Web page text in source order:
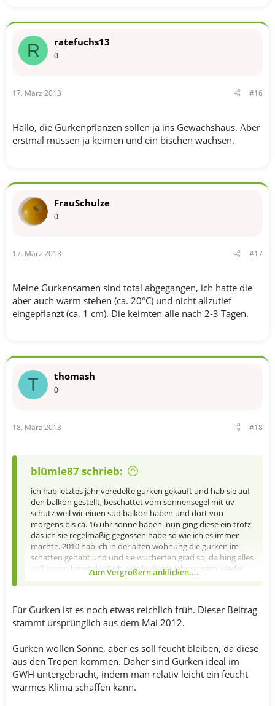
R ratefuchs13
0
17. März 2013 #16
Hallo, die Gurkenpflanzen sollen ja ins Gewächshaus. Aber
erstmal müssen ja keimen und ein bischen wachsen.
FrauSchulze
0
17. März 2013 #17
Meine Gurkensamen sind total abgegangen, ich hatte die
aber auch warm stehen (ca. 20°C) und nicht allzutief
eingepflanzt (ca. 1 cm). Die keimten alle nach 2-3 Tagen.
T thomash
0
18. März 2013 #18
blümle87 schrieb:
ich hab letztes jahr veredelte gurken gekauft und hab sie auf
den balkon gestellt, beschattet vom sonnensegel mit uv
schutz weil wir einen süd balkon haben und dort von
morgens bis ca. 16 uhr sonne haben. nun ging diese ein trotz
das ich sie regelmäßig gegossen habe so wie ich es immer
machte. 2010 hab ich in der alten wohnung die gurken im
schatten gehabt und und sie wucherten grad so, da hing alles
voll. voran lag es den? ich würde dieses jahr so gern wieder
gurken pflanzen. nur möchte ich nicht das sie wieder eingeht.
Zum Vergrößern anklicken....
Für Gurken ist es noch etwas reichlich früh. Dieser Beitrag
stammt ursprünglich aus dem Mai 2012.
Gurken wollen Sonne, aber es soll feucht bleiben, da diese
aus den Tropen kommen. Daher sind Gurken ideal im
GWH untergebracht, indem man relativ leicht ein feucht
warmes Klima schaffen kann.